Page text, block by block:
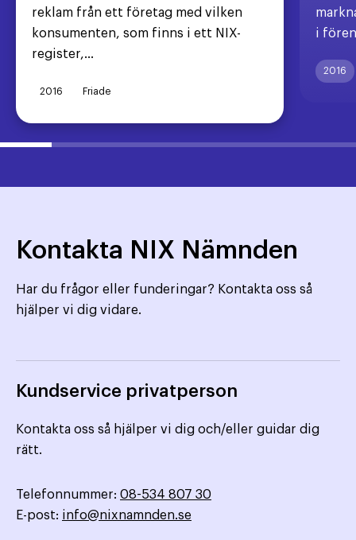
reklam från ett företag med vilken
konsumenten, som finns i ett NIX-
register,...
2016 Friade
i
2016
Kontakta NIX Nämnden
Har du frågor eller funderingar? Kontakta oss så
hjälper vi dig vidare.
Kundservice privatperson
Kontakta oss så hjälper vi dig och/eller guidar dig
rätt.
Telefonnummer: 08-534 807 30
E-post: info@nixnamnden.se